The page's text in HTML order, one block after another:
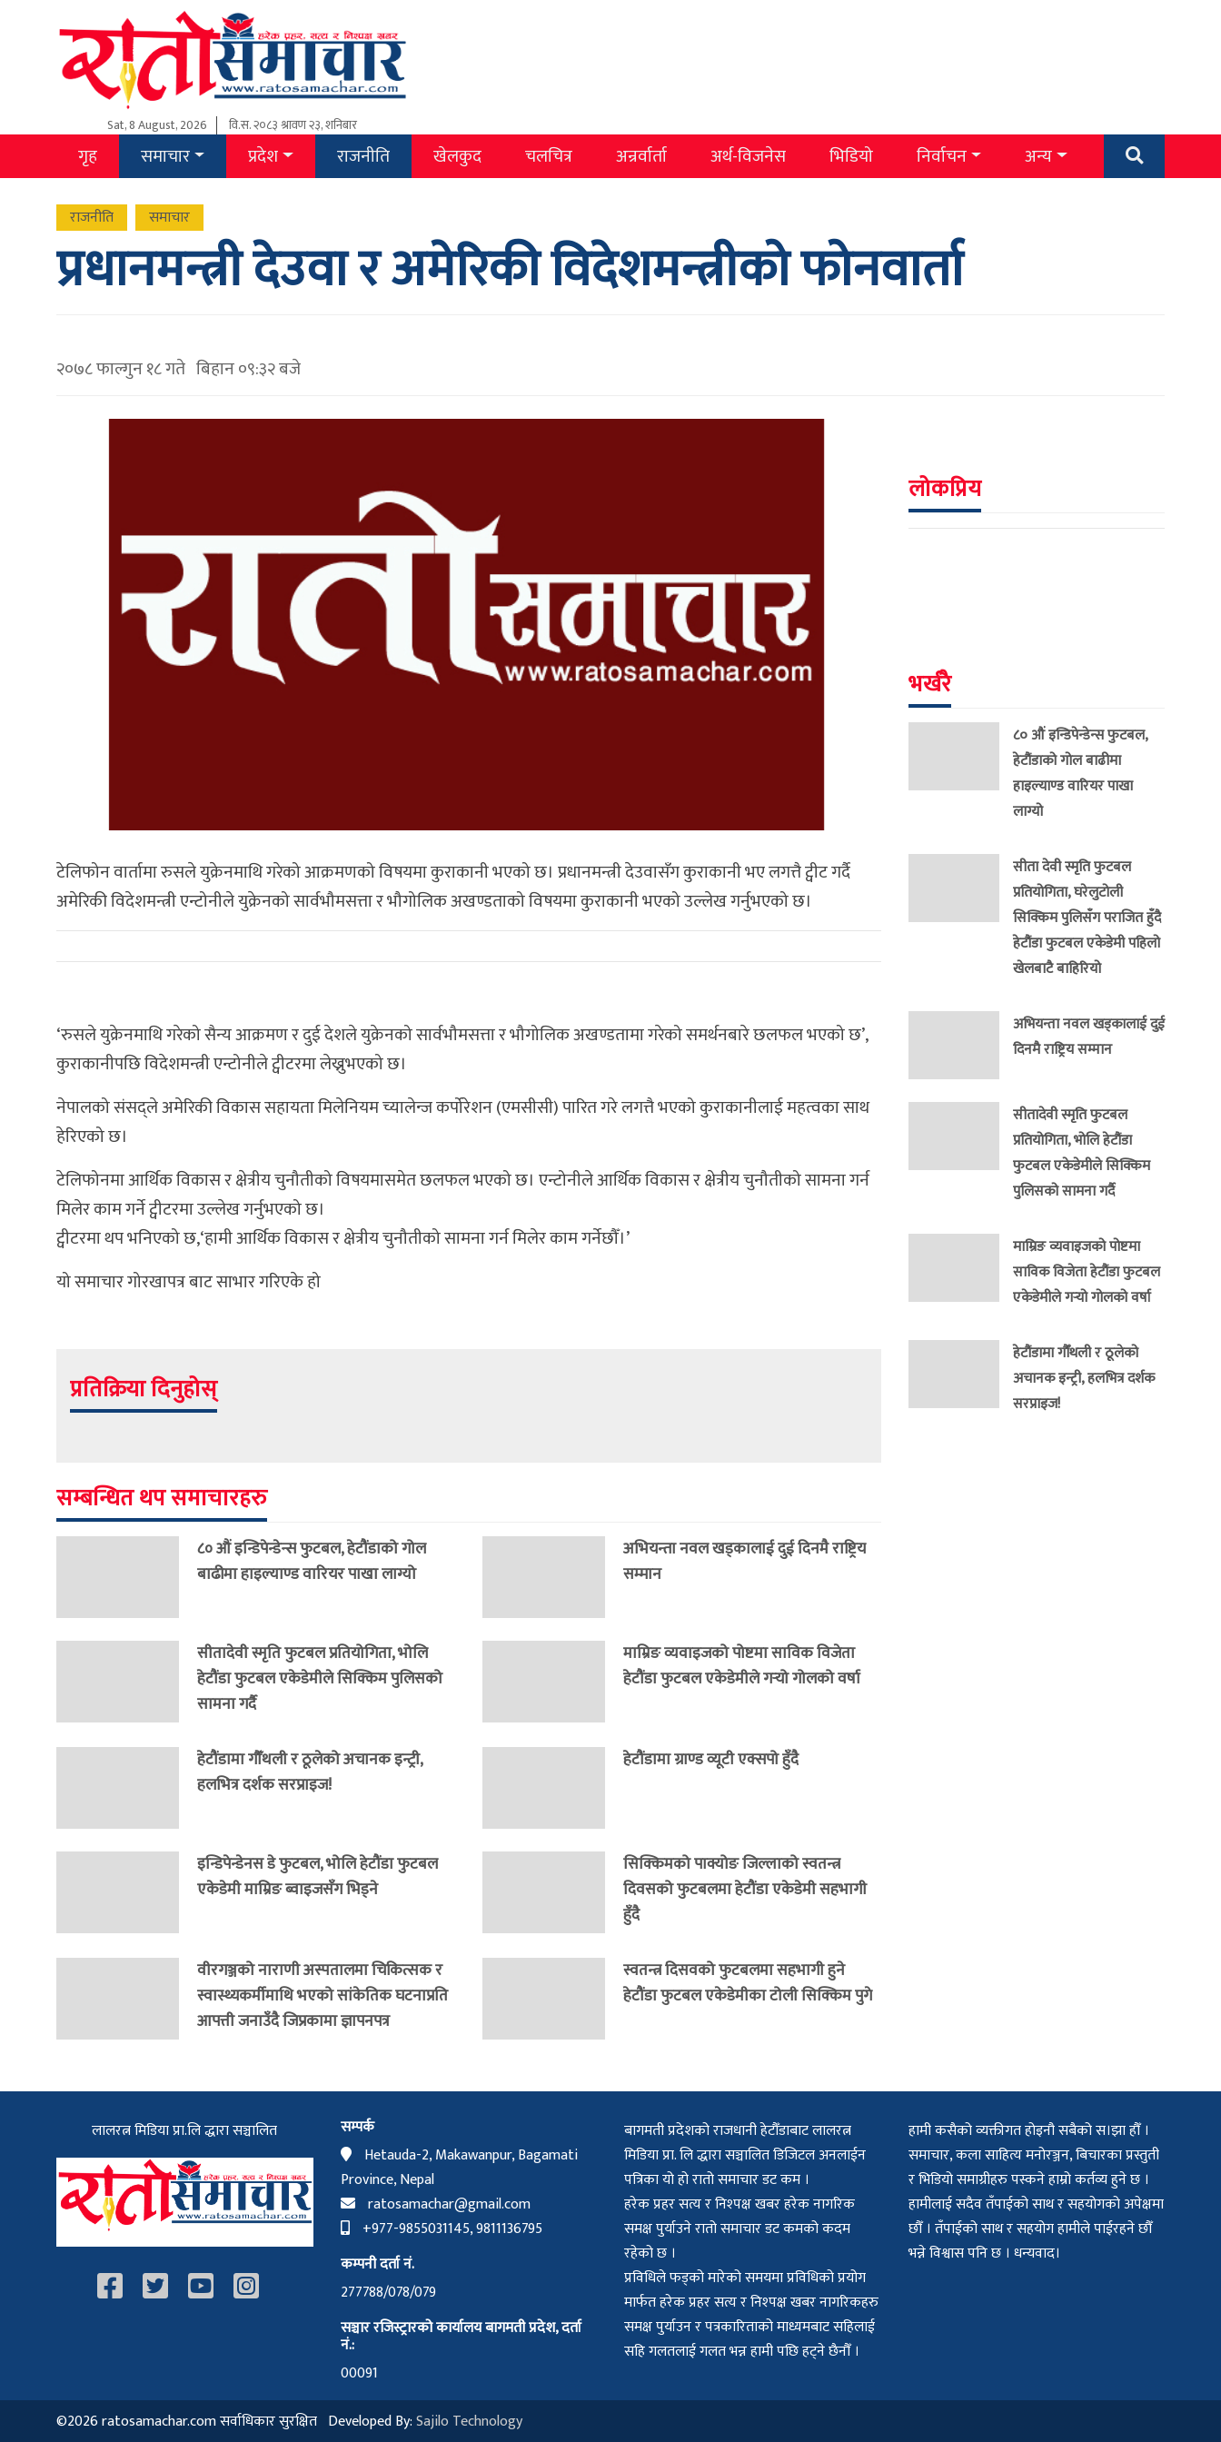
Sat, 8 August, 2026 वि.स.२०८३ श्रावण २३, शनिबार
गृह समाचार प्रदेश राजनीति खेलकुद चलचित्र अन्रर्वार्ता अर्थ-विजनेस भिडियो निर्वाचन अन्य
राजनीति समाचार
प्रधानमन्त्री देउवा र अमेरिकी विदेशमन्त्रीको फोनवार्ता
२०७८ फाल्गुन १८ गते बिहान ०९:३२ बजे
टेलिफोन वार्तामा रुसले युक्रेनमाथि गरेको आक्रमणको विषयमा कुराकानी भएको छ। प्रधानमन्त्री देउवासँग कुराकानी भए लगत्तै ट्वीट गर्दै
अमेरिकी विदेशमन्त्री एन्टोनीले युक्रेनको सार्वभौमसत्ता र भौगोलिक अखण्डताको विषयमा कुराकानी भएको उल्लेख गर्नुभएको छ।
‘रुसले युक्रेनमाथि गरेको सैन्य आक्रमण र दुई देशले युक्रेनको सार्वभौमसत्ता र भौगोलिक अखण्डतामा गरेको समर्थनबारे छलफल भएको छ’,
कुराकानीपछि विदेशमन्त्री एन्टोनीले ट्वीटरमा लेख्नुभएको छ।
नेपालको संसद्ले अमेरिकी विकास सहायता मिलेनियम च्यालेन्ज कर्पोरेशन (एमसीसी) पारित गरे लगत्तै भएको कुराकानीलाई महत्वका साथ
हेरिएको छ।
टेलिफोनमा आर्थिक विकास र क्षेत्रीय चुनौतीको विषयमासमेत छलफल भएको छ। एन्टोनीले आर्थिक विकास र क्षेत्रीय चुनौतीको सामना गर्न
मिलेर काम गर्ने ट्वीटरमा उल्लेख गर्नुभएको छ।
ट्वीटरमा थप भनिएको छ,‘हामी आर्थिक विकास र क्षेत्रीय चुनौतीको सामना गर्न मिलेर काम गर्नेछौँ।’
यो समाचार गोरखापत्र बाट साभार गरिएके हो
प्रतिक्रिया दिनुहोस्
सम्बन्धित थप समाचारहरु
८० औं इन्डिपेन्डेन्स फुटबल, हेटौंडाको गोल
बाढीमा हाइल्याण्ड वारियर पाखा लाग्यो
अभियन्ता नवल खड्कालाई दुई दिनमै राष्ट्रिय
सम्मान
सीतादेवी स्मृति फुटबल प्रतियोगिता, भोलि
हेटौंडा फुटबल एकेडेमीले सिक्किम पुलिसको
सामना गर्दै
माम्रिङ व्यवाइजको पोष्टमा साविक विजेता
हेटौंडा फुटबल एकेडेमीले गर्‍यो गोलको वर्षा
हेटौंडामा गौँथली र ठूलेको अचानक इन्ट्री,
हलभित्र दर्शक सरप्राइज!
हेटौंडामा ग्राण्ड व्यूटी एक्सपो हुँदै
इन्डिपेन्डेनस डे फुटबल, भोलि हेटौंडा फुटबल
एकेडेमी माम्रिङ ब्वाइजसँग भिड्ने
सिक्किमको पाक्योङ जिल्लाको स्वतन्त्र
दिवसको फुटबलमा हेटौंडा एकेडेमी सहभागी
हुँदै
वीरगञ्जको नाराणी अस्पतालमा चिकित्सक र
स्वास्थ्यकर्मीमाथि भएको सांकेतिक घटनाप्रति
आपत्ती जनाउँदै जिप्रकामा ज्ञापनपत्र
स्वतन्त्र दिसवको फुटबलमा सहभागी हुने
हेटौंडा फुटबल एकेडेमीका टोली सिक्किम पुगे
लोकप्रिय
भर्खरै
८० औं इन्डिपेन्डेन्स फुटबल,
हेटौंडाको गोल बाढीमा
हाइल्याण्ड वारियर पाखा
लाग्यो
सीता देवी स्मृति फुटबल
प्रतियोगिता, घरेलुटोली
सिक्किम पुलिसँग पराजित हुँदै
हेटौंडा फुटबल एकेडेमी पहिलो
खेलबाटै बाहिरियो
अभियन्ता नवल खड्कालाई दुई
दिनमै राष्ट्रिय सम्मान
सीतादेवी स्मृति फुटबल
प्रतियोगिता, भोलि हेटौंडा
फुटबल एकेडेमीले सिक्किम
पुलिसको सामना गर्दै
माम्रिङ व्यवाइजको पोष्टमा
साविक विजेता हेटौंडा फुटबल
एकेडेमीले गर्‍यो गोलको वर्षा
हेटौंडामा गौँथली र ठूलेको
अचानक इन्ट्री, हलभित्र दर्शक
सरप्राइज!
लालरत्न मिडिया प्रा.लि द्धारा सञ्चालित
सम्पर्क
Hetauda-2, Makawanpur, Bagamati
Province, Nepal
ratosamachar@gmail.com
+977-9855031145, 9811136795
कम्पनी दर्ता नं.
277788/078/079
सञ्चार रजिस्ट्रारको कार्यालय बागमती प्रदेश, दर्ता
नं.:
00091
बागमती प्रदेशको राजधानी हेटौँडाबाट लालरत्न
मिडिया प्रा. लि द्धारा सञ्चालित डिजिटल अनलाईन
पत्रिका यो हो रातो समाचार डट कम ।
हरेक प्रहर सत्य र निश्पक्ष खबर हरेक नागरिक
समक्ष पुर्याउने रातो समाचार डट कमको कदम
रहेको छ ।
प्रविधिले फड्को मारेको समयमा प्रविधिको प्रयोग
मार्फत हरेक प्रहर सत्य र निश्पक्ष खबर नागरिकहरु
समक्ष पुर्याउन र पत्रकारिताको माध्यमबाट सहिलाई
सहि गलतलाई गलत भन्न हामी पछि हट्ने छैनौँ ।
हामी कसैको व्यक्तीगत होइनौ सबैको स।झा हौँ ।
समाचार, कला साहित्य मनोरञ्जन, बिचारका प्रस्तुती
र भिडियो समाग्रीहरु पस्कने हाम्रो कर्तव्य हुने छ ।
हामीलाई सदैव तँपाईको साथ र सहयोगको अपेक्षमा
छौँ । तँपाईको साथ र सहयोग हामीले पाईरहने छौँ
भन्ने विश्वास पनि छ । धन्यवाद।
©2026 ratosamachar.com सर्वाधिकार सुरक्षित Developed By:Sajilo Technology